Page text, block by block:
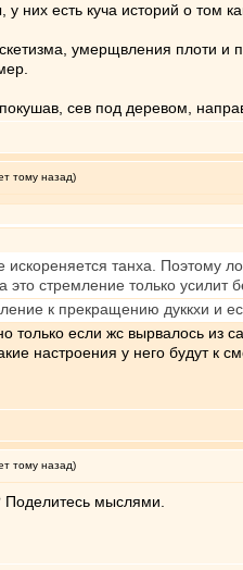
них есть куча историй о том
умерщвления плоти и
сев под деревом,
тому назад)
искореняется танха. Поэтому
это стремление только усилит
к прекращению дуккхи и
только если жс вырвалось из
настроения у него будут к
тому назад)
Поделитесь мыслями.